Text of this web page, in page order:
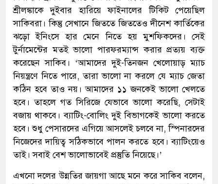
শ্রীলঙ্কাকে দুইবার হারিয়ে ফাইনালের টিকিট পেয়েছিল
সাকিবরা। কিন্তু সেখানে জিততে জিততেও দীনেশ কার্তিকের
ঝড়ো ইনিংসে হার মেনে নিতে হয় মুশফিকদের। সেই
টুর্নামেন্টের মতই ভালো পারফরম্যান্স করার প্রত্যয় ব্যক্ত
করেছেন সাকিব। ‘আমাদের দুই-তিনজন খেলোয়াড় ম্যাচ
নিয়ন্ত্রণে নিতে পারে, তারা ভালো না করলে যে ম্যাচ জেতা
কঠিন হবে তাও নয়। আমাদের ১১ জনকেই ভালো খেলতে
হবে। তাহলে গত সিরিজে যেভাবে ভালো করেছি, সেটাই
বজায় থাকবে। ব্যাটিং-বোলিং দুই বিভাগকেই ভালো করতে
হবে। শুধু পেসারদের এগিয়ে আসলেই চলবে না, স্পিনারদের
নিজেদের দায়িত্ব সঠিকভাবে পালন করতে হবে। ব্যাটিংয়েও
তাই। সবাই বেশ ভালোভাবেই প্রস্তুতি নিয়েছে।’
এখনো দলের উন্নতির জায়গা আছে মনে করে সাকিব বলেন,